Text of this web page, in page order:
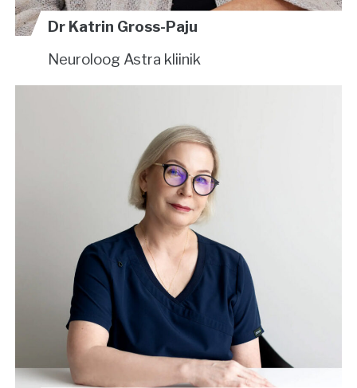
Dr Katrin Gross-Paju
Neuroloog Astra kliinik